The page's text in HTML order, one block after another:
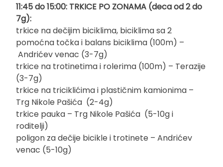
11:45 do 15:00: TRKICE PO ZONAMA (deca od 2 do
7g):
trkice na dečijim biciklima, biciklima sa 2
pomoćna točka i balans biciklima (100m) –
Andrićev venac (3-7g)
trkice na trotinetima i rolerima (100m) – Terazije
(3-7g)
trkice na triciklićima i plastičnim kamionima –
Trg Nikole Pašića (2-4g)
trkice pauka – Trg Nikole Pašića (5-10g i
roditelji)
poligon za dečije bicikle i trotinete – Andrićev
venac (5-10g)